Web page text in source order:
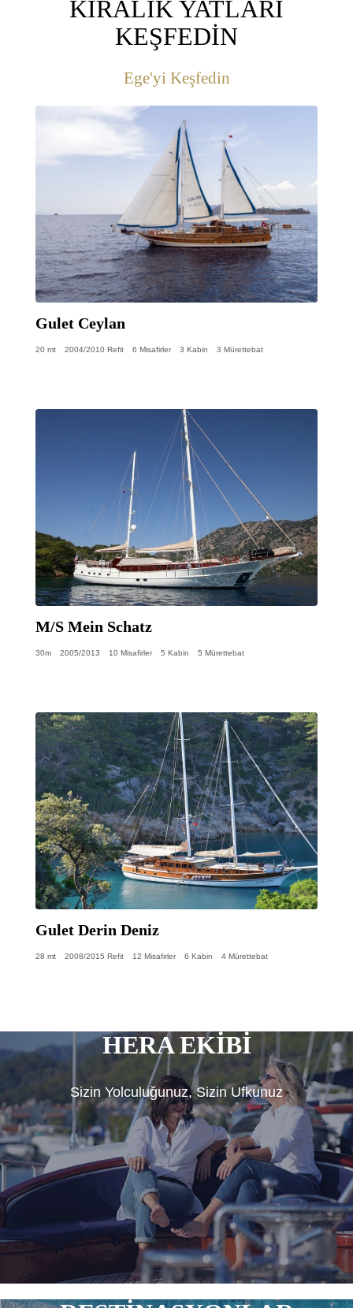
KİRALIK YATLARI
KEŞFEDİN
Ege'yi Keşfedin
Gulet Ceylan
20 mt 2004/2010 Refit 6 Misafirler 3 Kabin 3 Mürettebat
M/S Mein Schatz
30m 2005/2013 10 Misafirler 5 Kabin 5 Mürettebat
Gulet Derin Deniz
28 mt 2008/2015 Refit 12 Misafirler 6 Kabin 4 Mürettebat
HERA EKİBİ
Sizin Yolculuğunuz, Sizin Ufkunuz